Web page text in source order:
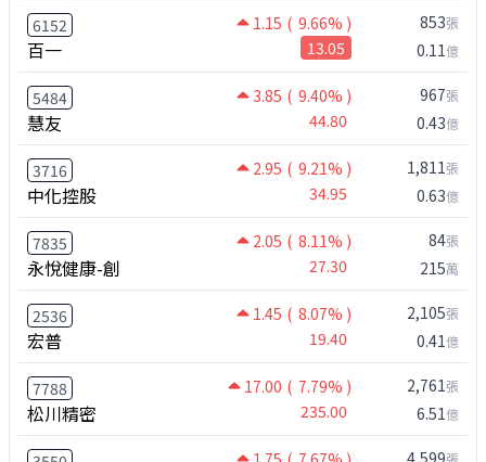
6152 1.15 ( 9.66% )
百一 13.05
853張
0.11億
5484 3.85 ( 9.40% )
慧友 44.80
967張
0.43億
3716 2.95 ( 9.21% )
中化控股 34.95
1,811張
0.63億
7835 2.05 ( 8.11% )
永悅健康-創 27.30
84張
215萬
2536 1.45 ( 8.07% )
宏普 19.40
2,105張
0.41億
7788 17.00 ( 7.79% )
松川精密 235.00
2,761張
6.51億